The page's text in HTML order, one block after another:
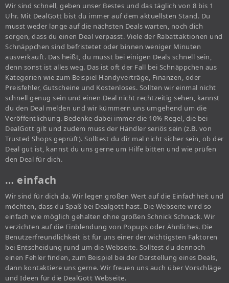
Wir sind schnell, geben unser Bestes und das täglich von 8 bis 1
Uhr. Mit DealGott bist du immer auf dem aktuellsten Stand. Du
musst weder lange auf die nächsten Deals warten, noch dich
sorgen, dass du einen Deal verpasst. Viele der Rabattaktionen und
Schnäppchen sind befristetet oder binnen weniger Minuten
ausverkauft. Das heißt, du musst bei einigen Deals schnell sein,
denn sonst ist alles weg. Das ist oft der Fall bei Schnäppchen aus
Kategorien wie zum Beispiel Handyverträge, Finanzen, oder
Preisfehler, Gutscheine und Kostenloses. Sollten wir einmal nicht
schnell genug sein und einen Deal nicht rechtzeitig sehen, kannst
du den Deal melden und wir kümmern uns umgehend um die
Veröffentlichung. Bedenke dabei immer die 10% Regel, die bei
DealGott gilt und zudem muss der Händler seriös sein (z.B. von
Trusted Shops geprüft). Solltest du dir mal nicht sicher sein, ob der
Deal gut ist, kannst du uns gerne um Hilfe bitten und wie prüfen
den Deal für dich.
… einfach
Wir sind für dich da. Wir legen großen Wert auf die Einfachheit und
möchten, dass du Spaß bei Dealgott hast. Die Webseite wird so
einfach wie möglich gehalten ohne großen Schnick Schnack. Wir
verzichten auf die Einblendung von Popups oder Ähnliches. Die
Benutzerfreundlichkeit ist für uns einer der wichtigsten Faktoren
bei Entscheidung rund um die Webseite. Solltest du dennoch
einen Fehler finden, zum Beispiel bei der Darstellung eines Deals,
dann kontaktiere uns gerne. Wir freuen uns auch über Vorschläge
und Ideen für die DealGott Webseite.